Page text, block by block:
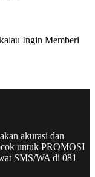
Ingin Memberi
akurasi dan
untuk PROMOSI
SMS/WA di 081